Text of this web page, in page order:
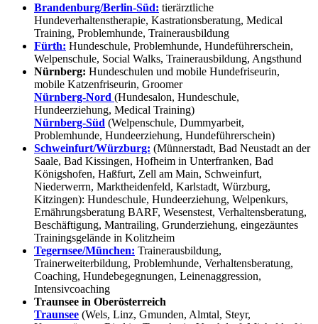
Brandenburg/Berlin-Süd: tierärztliche
Hundeverhaltenstherapie, Kastrationsberatung, Medical
Training, Problemhunde, Trainerausbildung
Fürth: Hundeschule, Problemhunde, Hundeführerschein,
Welpenschule, Social Walks, Trainerausbildung, Angsthund
Nürnberg: Hundeschulen und mobile Hundefriseurin,
mobile Katzenfriseurin, Groomer
Nürnberg-Nord (Hundesalon, Hundeschule,
Hundeerziehung, Medical Training)
Nürnberg-Süd (Welpenschule, Dummyarbeit,
Problemhunde, Hundeerziehung, Hundeführerschein)
Schweinfurt/Würzburg: (Münnerstadt, Bad Neustadt an der
Saale, Bad Kissingen, Hofheim in Unterfranken, Bad
Königshofen, Haßfurt, Zell am Main, Schweinfurt,
Niederwerrn, Marktheidenfeld, Karlstadt, Würzburg,
Kitzingen): Hundeschule, Hundeerziehung, Welpenkurs,
Ernährungsberatung BARF, Wesenstest, Verhaltensberatung,
Beschäftigung, Mantrailing, Grunderziehung, eingezäuntes
Trainingsgelände in Kolitzheim
Tegernsee/München: Trainerausbildung,
Trainerweiterbildung, Problemhunde, Verhaltensberatung,
Coaching, Hundebegegnungen, Leinenaggression,
Intensivcoaching
Traunsee in Oberösterreich
Traunsee (Wels, Linz, Gmunden, Almtal, Steyr,